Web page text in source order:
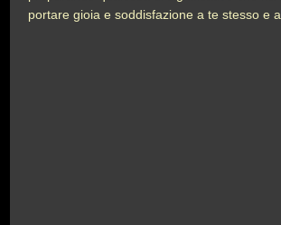
portare gioia e soddisfazione a te stesso e